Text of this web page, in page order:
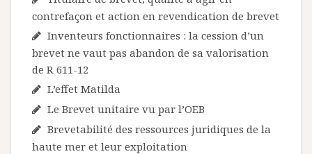
contrefaçon et action en revendication de brevet
Inventeurs fonctionnaires : la cession d’un
brevet ne vaut pas abandon de sa valorisation
de R 611-12
L’effet Matilda
Le Brevet unitaire vu par l’OEB
Brevetabilité des ressources juridiques de la
haute mer et leur exploitation